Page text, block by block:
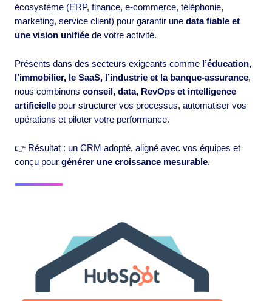
écosystème (ERP, finance, e-commerce, téléphonie,
marketing, service client) pour garantir une data fiable et
une vision unifiée de votre activité.
Présents dans des secteurs exigeants comme l’éducation,
l’immobilier, le SaaS, l’industrie et la banque-assurance,
nous combinons conseil, data, RevOps et intelligence
artificielle pour structurer vos processus, automatiser vos
opérations et piloter votre performance.
👉 Résultat : un CRM adopté, aligné avec vos équipes et
conçu pour générer une croissance mesurable.